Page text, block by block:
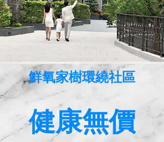
鮮氧家樹環繞社區
健康無價